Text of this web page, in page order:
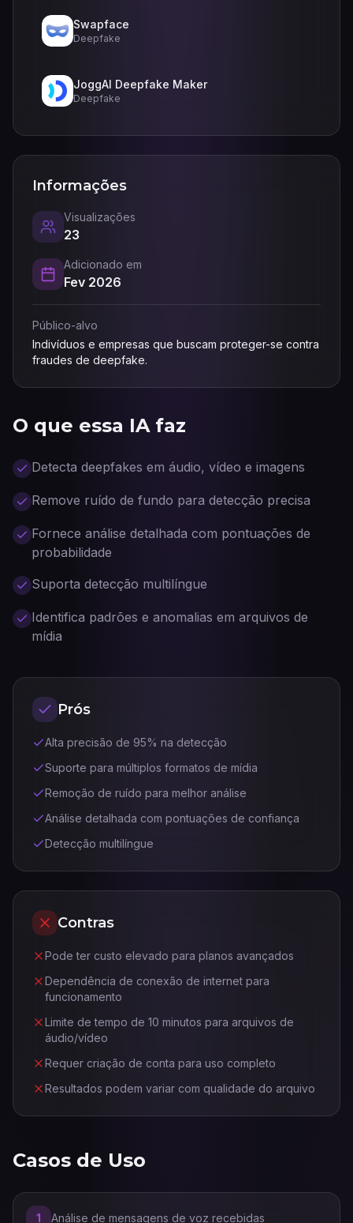
O que essa IA faz
Detecta deepfakes em áudio, vídeo e imagens
Remove ruído de fundo para detecção precisa
Fornece análise detalhada com pontuações de
probabilidade
Suporta detecção multilíngue
Identifica padrões e anomalias em arquivos de
mídia
Prós
Alta precisão de 95% na detecção
Suporte para múltiplos formatos de mídia
Remoção de ruído para melhor análise
Análise detalhada com pontuações de confiança
Detecção multilíngue
Contras
Pode ter custo elevado para planos avançados
Dependência de conexão de internet para
funcionamento
Limite de tempo de 10 minutos para arquivos de
áudio/vídeo
Requer criação de conta para uso completo
Resultados podem variar com qualidade do arquivo
Casos de Uso
1 Análise de mensagens de voz recebidas
Swapface
Deepfake
JoggAI Deepfake Maker
Deepfake
Informações
Visualizações
23
Adicionado em
Fev 2026
Público-alvo
Indivíduos e empresas que buscam proteger-se contra
fraudes de deepfake.